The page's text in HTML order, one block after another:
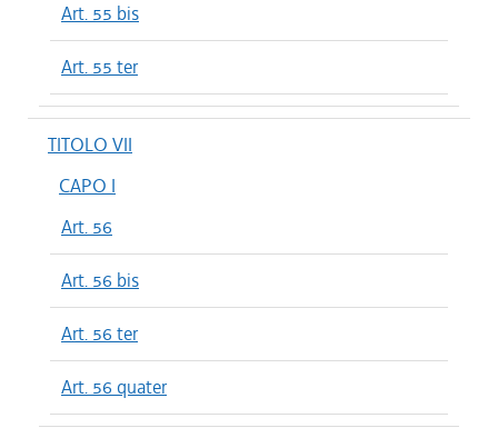
Art. 55 bis
Art. 55 ter
TITOLO VII
CAPO I
Art. 56
Art. 56 bis
Art. 56 ter
Art. 56 quater